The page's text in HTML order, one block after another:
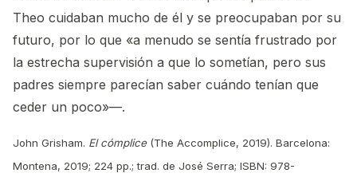
Theo cuidaban mucho de él y se preocupaban por su
futuro, por lo que «a menudo se sentía frustrado por
la estrecha supervisión a que lo sometían, pero sus
padres siempre parecían saber cuándo tenían que
ceder un poco»—.
John Grisham. El cómplice(The Accomplice, 2019). Barcelona:
Montena, 2019; 224 pp.; trad. de José Serra; ISBN: 978-